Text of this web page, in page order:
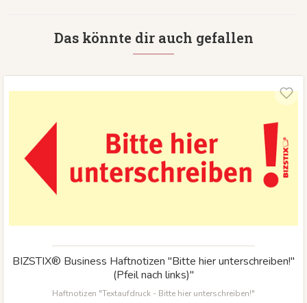
Das könnte dir auch gefallen
BIZSTIX® Business Haftnotizen "Bitte hier unterschreiben!"
(Pfeil nach links)"
Haftnotizen "Textaufdruck - Bitte hier unterschreiben!"